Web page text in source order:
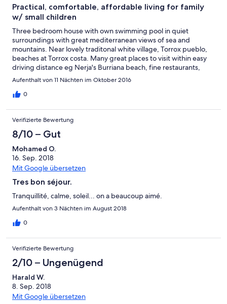
Practical, comfortable, affordable living for family
w/ small children
Three bedroom house with own swimming pool in quiet
surroundings with great mediterranean views of sea and
mountains. Near lovely traditonal white village, Torrox pueblo,
beaches at Torrox costa. Many great places to visit within easy
driving distance eg Nerja's Burriana beach, fine restaurants,
shopping and events, Baviera golf course within 15 minutes,
more than luxurious.
Aufenthalt von 11 Nächten im Oktober 2016
0
Verifizierte Bewertung
8/10 – Gut
Mohamed O.
16. Sep. 2018
Mit Google übersetzen
Tres bon séjour.
Tranquillité, calme, soleil... on a beaucoup aimé.
Aufenthalt von 3 Nächten im August 2018
0
Verifizierte Bewertung
2/10 – Ungenügend
Harald W.
8. Sep. 2018
Mit Google übersetzen